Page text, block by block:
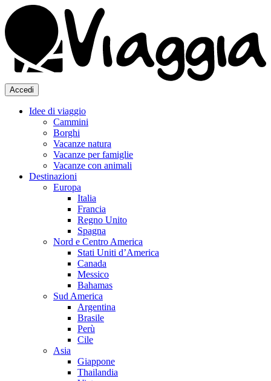
Accedi
Idee di viaggio
Cammini
Borghi
Vacanze natura
Vacanze per famiglie
Vacanze con animali
Destinazioni
Europa
Italia
Francia
Regno Unito
Spagna
Nord e Centro America
Stati Uniti d’America
Canada
Messico
Bahamas
Sud America
Argentina
Brasile
Perù
Cile
Asia
Giappone
Thailandia